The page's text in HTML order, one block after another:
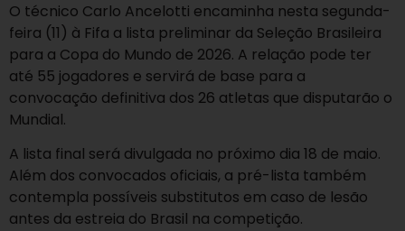
O técnico Carlo Ancelotti encaminha nesta segunda-
feira (11) à Fifa a lista preliminar da Seleção Brasileira
para a Copa do Mundo de 2026. A relação pode ter
até 55 jogadores e servirá de base para a
convocação definitiva dos 26 atletas que disputarão o
Mundial.
A lista final será divulgada no próximo dia 18 de maio.
Além dos convocados oficiais, a pré-lista também
contempla possíveis substitutos em caso de lesão
antes da estreia do Brasil na competição.